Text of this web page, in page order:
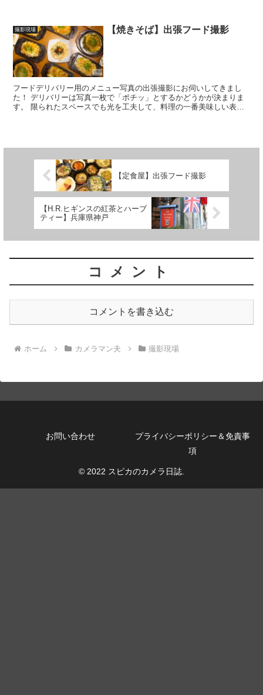
撮影現場 【焼きそば】出張フード撮影
フードデリバリー用のメニュー写真の出張撮影にお伺いしてきまし
た！ デリバリーは写真一枚で「ポチッ」とするかどうかが決まりま
す。 限られたスペースでも光を工夫して、料理の一番美味しい表情
【定食屋】出張フード撮影
【H.R.ヒギンスの紅茶とハーブ
ティー】兵庫県神戸
コメント
コメントを書き込む
ホーム カメラマン夫 撮影現場
お問い合わせ
プライバシーポリシー＆免責事
項
© 2022 スピカのカメラ日誌.